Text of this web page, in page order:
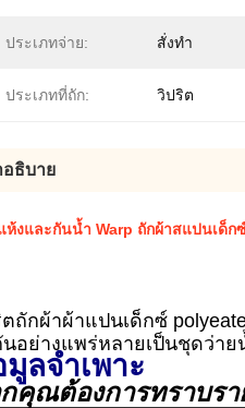
ประเภทจ่าย: สั่งทำ
ประเภทที่ถัก: วิปริต
อธิบาย
ห้งและกันน้ำ Warp ถักผ้าสแปนเด็ก
ถักผ้าผ้าแปนเด็กซ์
อย่างแพร่หลายเป็นชุดว่าย
ลจำเพาะ
คุณต้องการทราบร